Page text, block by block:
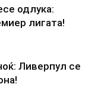
одлука:
лигата!
Ливерпул се